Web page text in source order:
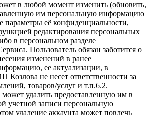
в любой момент изменить (обновить,
им персональную информацию
параметры её конфиденциальности,
редактирования персональных
в персональном разделе
Пользователь обязан заботится о
изменений в ранее
ее актуализации, в
Козлова не несет ответственности за
товаров/услуг и т.п.6.2.
может удалить предоставленную им в
учетной записи персональную
удаление аккаунта может повлечь